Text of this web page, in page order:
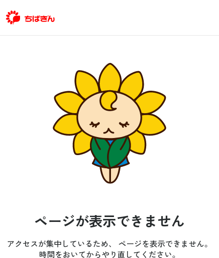
ページが表示できません
アクセスが集中しているため、 ページを表示できません。
時間をおいてからやり直してください。